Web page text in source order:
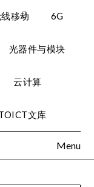
移动 6G
光器件与模块
云计算
文库
Menu